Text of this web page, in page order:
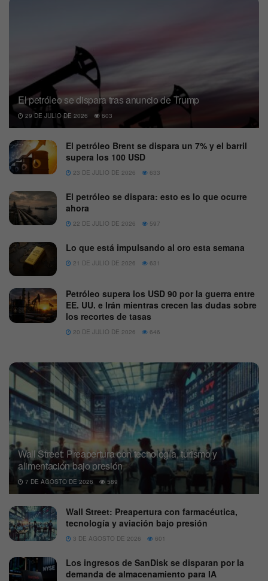
El petróleo se dispara tras anuncio de Trump
29 DE JULIO DE 2026 603
El petróleo Brent se dispara un 7% y el barril
supera los 100 USD
23 DE JULIO DE 2026 633
El petróleo se dispara: esto es lo que ocurre
ahora
22 DE JULIO DE 2026 597
Lo que está impulsando al oro esta semana
21 DE JULIO DE 2026 631
Petróleo supera los USD 90 por la guerra entre
EE. UU. e Irán mientras crecen las dudas sobre
los recortes de tasas
20 DE JULIO DE 2026 646
Wall Street: Preapertura con tecnología, turismo y
alimentación bajo presión
7 DE AGOSTO DE 2026 589
Wall Street: Preapertura con farmacéutica,
tecnología y aviación bajo presión
3 DE AGOSTO DE 2026 601
Los ingresos de SanDisk se disparan por la
demanda de almacenamiento para IA